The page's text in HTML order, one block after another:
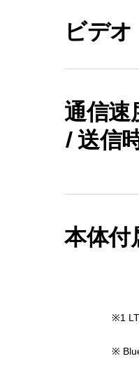
ビデオ
通信速
/ 送信
本体付
※1
※